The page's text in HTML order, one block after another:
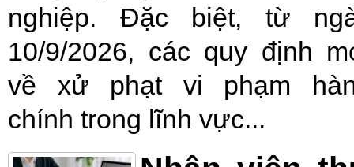
nghiệp. Đặc biệt, từ
10/9/2026, các quy định
về xử phạt vi phạm
chính trong lĩnh vực...